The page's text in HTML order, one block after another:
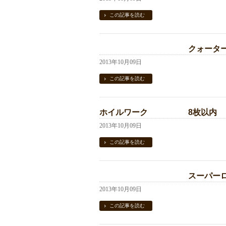
この記事を読む
クォータ
2013年10月09日
この記事を読む
ホイルワーク 8枚以内
2013年10月09日
この記事を読む
スーパーロ
2013年10月09日
この記事を読む